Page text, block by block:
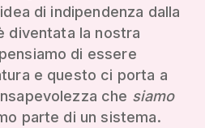
di indipendenza dalla
diventata la nostra
di essere
e questo ci porta a
che siamo
parte di un sistema.